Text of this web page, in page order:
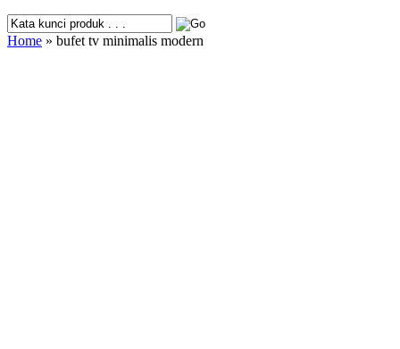
Home » bufet tv minimalis modern